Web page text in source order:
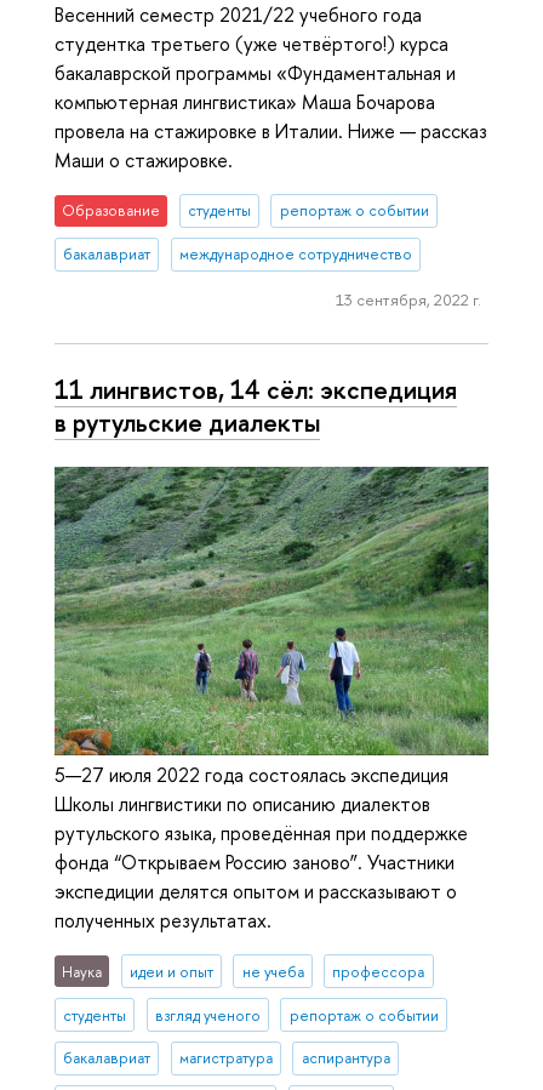
Весенний семестр 2021/22 учебного года
студентка третьего (уже четвёртого!) курса
бакалаврской программы «Фундаментальная и
компьютерная лингвистика» Маша Бочарова
провела на стажировке в Италии. Ниже — рассказ
Маши о стажировке.
Образование студенты репортаж о событии
бакалавриат международное сотрудничество
13 сентября, 2022 г.
11 лингвистов, 14 сёл: экспедиция
в рутульские диалекты
5—27 июля 2022 года состоялась экспедиция
Школы лингвистики по описанию диалектов
рутульского языка, проведённая при поддержке
фонда “Открываем Россию заново”. Участники
экспедиции делятся опытом и рассказывают о
полученных результатах.
Наука идеи и опыт не учеба профессора
студенты взгляд ученого репортаж о событии
бакалавриат магистратура аспирантура